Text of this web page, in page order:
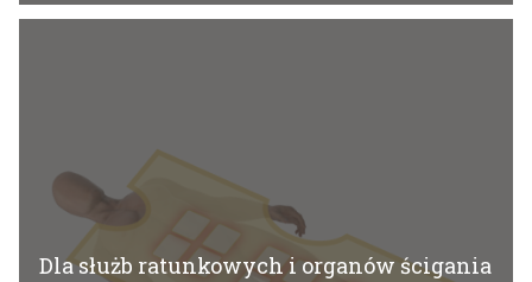
Dla służb ratunkowych i organów ścigania